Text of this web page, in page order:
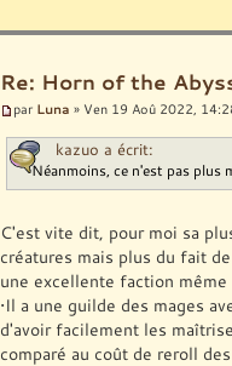
Re: Horn of the
par Luna » Ven 19 Aoû 2022,
kazuo a écrit:
Néanmoins, ce n'est pas plus
C'est vite dit, pour moi sa
créatures mais plus du fait
une excellente faction même
•Il a une guilde des mages
d'avoir facilement les
comparé au coût de reroll